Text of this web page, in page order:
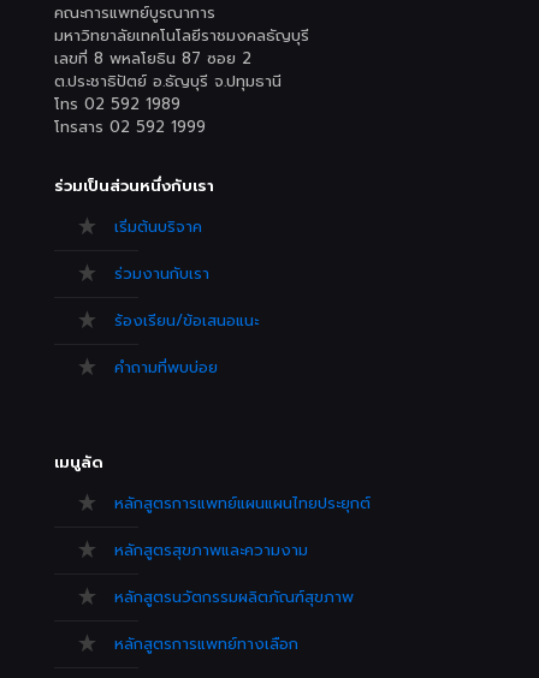
คณะการแพทย์บูรณาการ
มหาวิทยาลัยเทคโนโลยีราชมงคลธัญบุรี
เลขที่ 8 พหลโยธิน 87 ซอย 2
ต.ประชาธิปัตย์ อ.ธัญบุรี จ.ปทุมธานี
โทร 02 592 1989
โทรสาร 02 592 1999
ร่วมเป็นส่วนหนึ่งกับเรา
เริ่มต้นบริจาค
ร่วมงานกับเรา
ร้องเรียน/ข้อเสนอแนะ
คำถามที่พบบ่อย
เมนูลัด
หลักสูตรการแพทย์แผนแผนไทยประยุกต์
หลักสูตรสุขภาพและความงาม
หลักสูตรนวัตกรรมผลิตภัณฑ์สุขภาพ
หลักสูตรการแพทย์ทางเลือก